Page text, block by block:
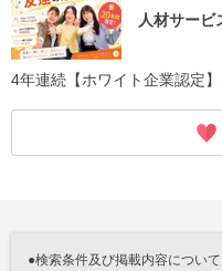
人材サービ
4年連続【ホワイト企業認定
●検索条件及び掲載内容について